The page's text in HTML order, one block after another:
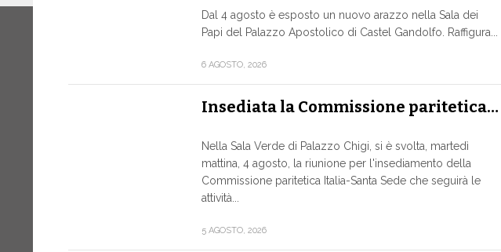
Dal 4 agosto è esposto un nuovo arazzo nella Sala dei
Papi del Palazzo Apostolico di Castel Gandolfo. Raffigura...
6 AGOSTO, 2026
Insediata la Commissione paritetica…
Nella Sala Verde di Palazzo Chigi, si è svolta, martedì
mattina, 4 agosto, la riunione per l'insediamento della
Commissione paritetica Italia-Santa Sede che seguirà le
attività...
5 AGOSTO, 2026